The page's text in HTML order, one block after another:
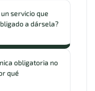
servicio que
a dársela?
obligatoria no
qué